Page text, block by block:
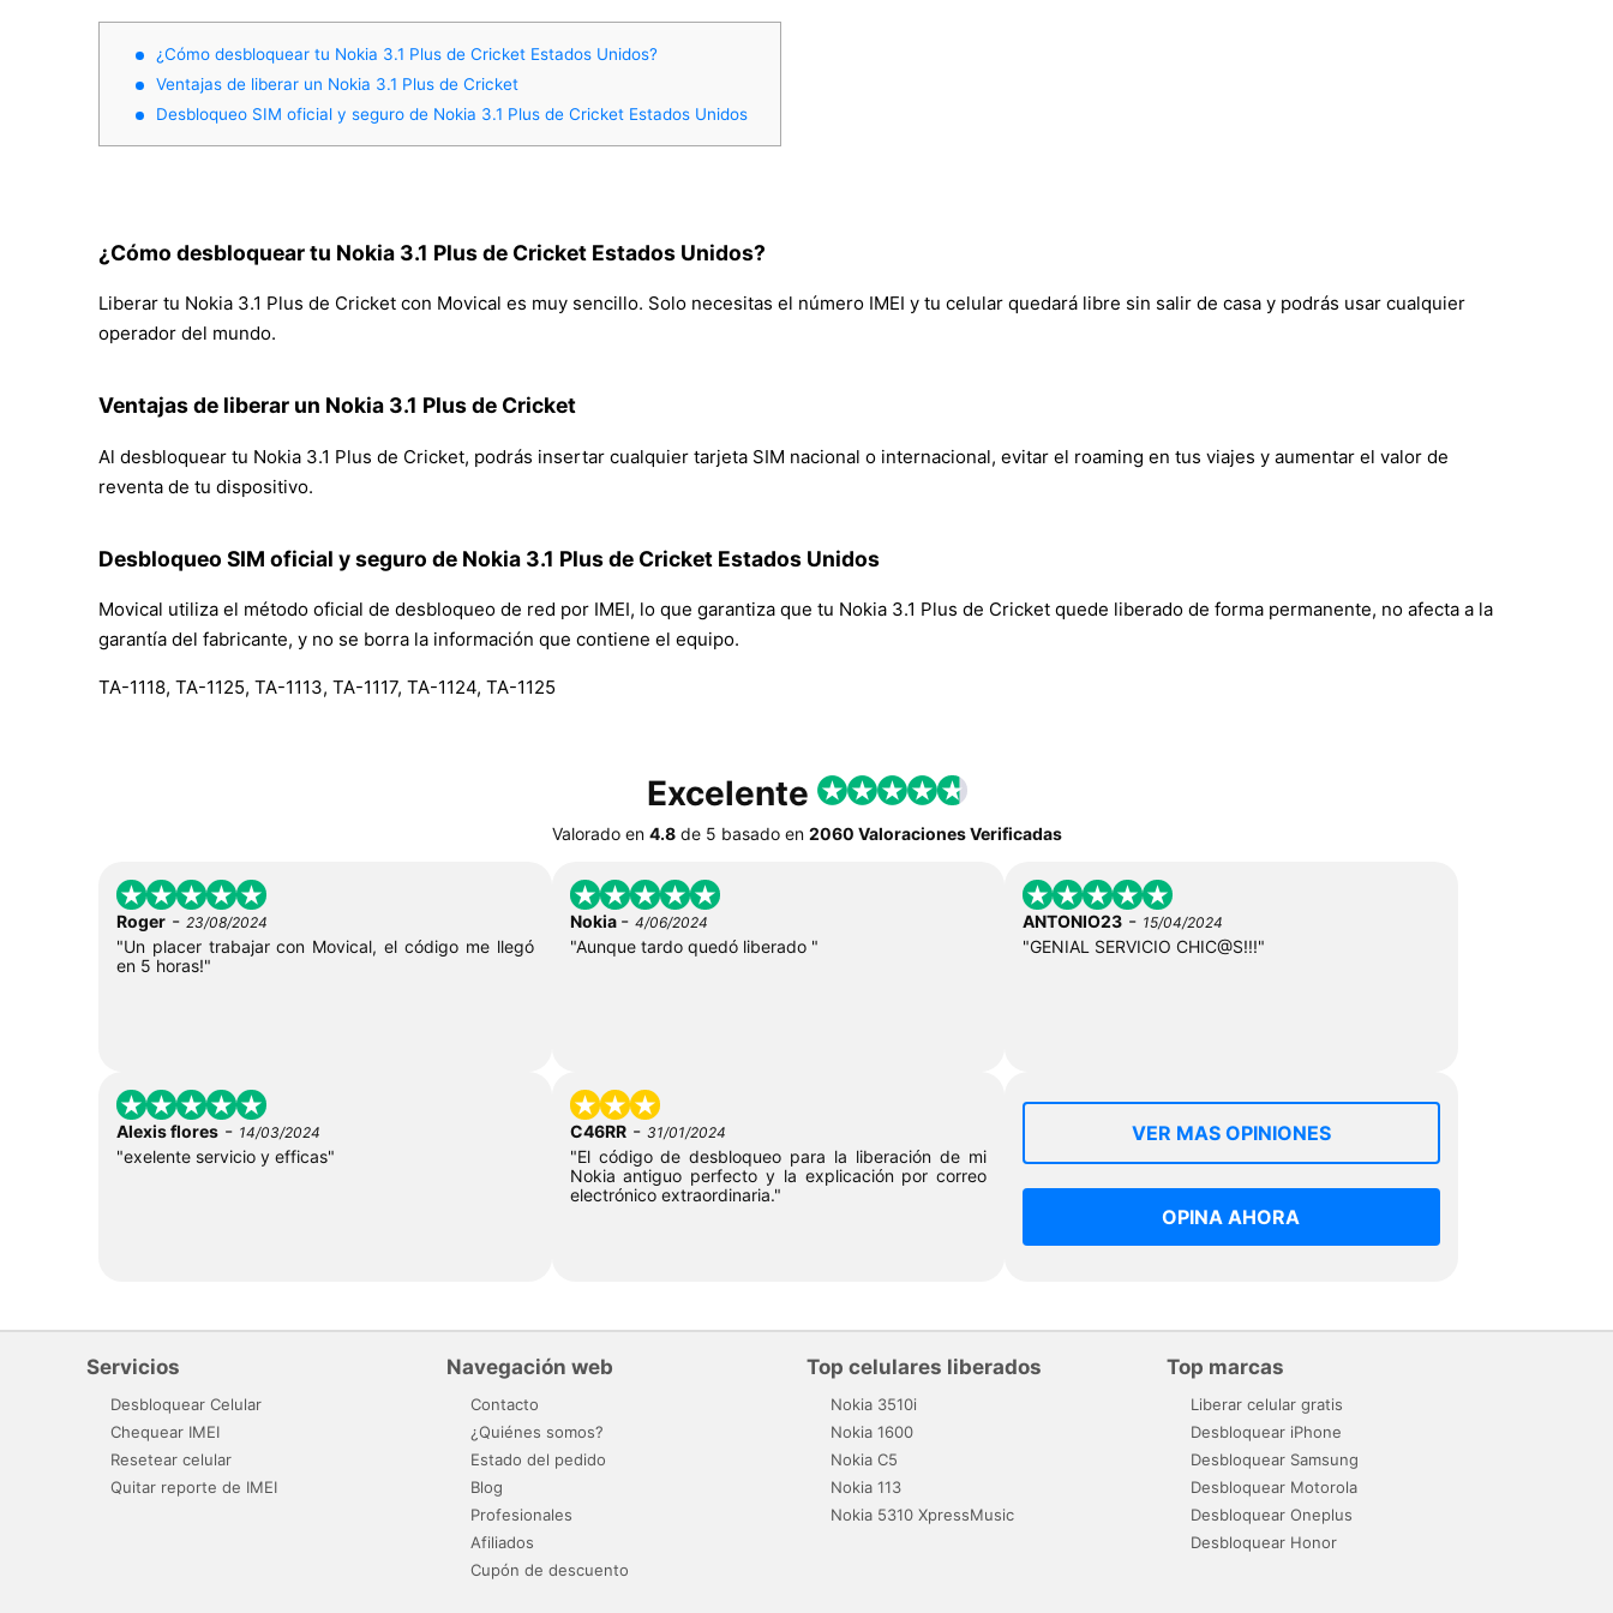
¿Cómo desbloquear tu Nokia 3.1 Plus de Cricket Estados Unidos?
Ventajas de liberar un Nokia 3.1 Plus de Cricket
Desbloqueo SIM oficial y seguro de Nokia 3.1 Plus de Cricket Estados Unidos
¿Cómo desbloquear tu Nokia 3.1 Plus de Cricket Estados Unidos?
Liberar tu Nokia 3.1 Plus de Cricket con Movical es muy sencillo. Solo necesitas el número IMEI y tu celular quedará libre sin salir de casa y podrás usar cualquier
operador del mundo.
Ventajas de liberar un Nokia 3.1 Plus de Cricket
Al desbloquear tu Nokia 3.1 Plus de Cricket, podrás insertar cualquier tarjeta SIM nacional o internacional, evitar el roaming en tus viajes y aumentar el valor de
reventa de tu dispositivo.
Desbloqueo SIM oficial y seguro de Nokia 3.1 Plus de Cricket Estados Unidos
Movical utiliza el método oficial de desbloqueo de red por IMEI, lo que garantiza que tu Nokia 3.1 Plus de Cricket quede liberado de forma permanente, no afecta a la
garantía del fabricante, y no se borra la información que contiene el equipo.
TA-1118, TA-1125, TA-1113, TA-1117, TA-1124, TA-1125
Excelente
Valorado en 4.8de 5 basado en 2060 Valoraciones Verificadas
Roger - 23/08/2024
"Un placer trabajar con Movical, el código me llegó
en 5 horas!"
Nokia - 4/06/2024
"Aunque tardo quedó liberado "
ANTONIO23 - 15/04/2024
"GENIAL SERVICIO CHIC@S!!!"
Alexis flores - 14/03/2024
"exelente servicio y efficas"
C46RR- 31/01/2024
"El código de desbloqueo para la liberación de mi
Nokia antiguo perfecto y la explicación por correo
electrónico extraordinaria."
VER MAS OPINIONES
OPINA AHORA
Servicios
Desbloquear Celular
Chequear IMEI
Resetear celular
Quitar reporte de IMEI
Navegación web
Contacto
¿Quiénes somos?
Estado del pedido
Blog
Profesionales
Afiliados
Cupón de descuento
Top celulares liberados
Nokia 3510i
Nokia 1600
Nokia C5
Nokia 113
Nokia 5310 XpressMusic
Top marcas
Liberar celular gratis
Desbloquear iPhone
Desbloquear Samsung
Desbloquear Motorola
Desbloquear Oneplus
Desbloquear Honor